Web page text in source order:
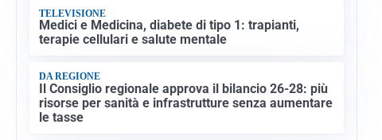
TELEVISIONE
Medici e Medicina, diabete di tipo 1: trapianti,
terapie cellulari e salute mentale
DA REGIONE
Il Consiglio regionale approva il bilancio 26-28: più
risorse per sanità e infrastrutture senza aumentare
le tasse